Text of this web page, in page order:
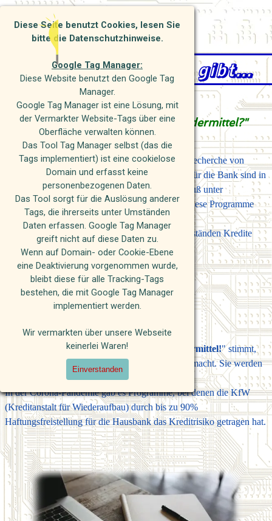
Diese Seite benutzt Cookies, lesen Sie
bitte die Datenschutzhinweise.
Google Tag Manager:
Diese Website benutzt den Google Tag
Manager.
Google Tag Manager ist eine Lösung, mit
der Vermarkter Website-Tags über eine
Oberfläche verwalten können.
Das Tool Tag Manager selbst (das die
Tags implementiert) ist eine cookielose
Domain und erfasst keine
personenbezogenen Daten.
Das Tool sorgt für die Auslösung anderer
Tags, die ihrerseits unter Umständen
Daten erfassen. Google Tag Manager
greift nicht auf diese Daten zu.
Wenn auf Domain- oder Cookie-Ebene
eine Deaktivierung vorgenommen wurde,
bleibt diese für alle Tracking-Tags
bestehen, die mit Google Tag Manager
implementiert werden.
Wir vermarkten über unsere Webseite
keinerlei Waren!
Einverstanden
Direkt zum Seiteninhalt
Investitions Service und Beratung
Was es nicht alles gibt...
„Warum beantragen Sie keine Fördermittel?"
Die Mitarbeiter der Bank bekommen die Recherche von
Fördermitteln nicht honoriert, die Margen für die Bank sind in
der Regel festgeschrieben und die Bank muß unter
Umständen mit haften. Und deshalb sind diese Programme
für die Bank oft unattraktiv.
Bei Zuschüssen gehen der Bank unter Umständen Kredite
verloren.
Eine häufige Antwort:
„Meine Bank sagt, da gibts nichts“.
meine Bank macht keine Fördermittel!" stimmt,
denn die Fördermittel werden nicht
Bank gemacht. Sie werden
die Bank abgewickelt.
In der Corona-Pandemie gab es Programme, bei denen die KfW
(Kreditanstalt für Wiederaufbau) durch bis zu 90%
Haftungsfreistellung für die Hausbank das Kreditrisiko getragen hat.